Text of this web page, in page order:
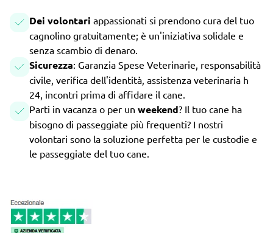
Dei volontari appassionati si prendono cura del tuo
cagnolino gratuitamente; è un'iniziativa solidale e
senza scambio di denaro.
Sicurezza: Garanzia Spese Veterinarie, responsabilità
civile, verifica dell'identità, assistenza veterinaria h
24, incontri prima di affidare il cane.
Parti in vacanza o per un weekend? Il tuo cane ha
bisogno di passeggiate più frequenti? I nostri
volontari sono la soluzione perfetta per le custodie e
le passeggiate del tuo cane.